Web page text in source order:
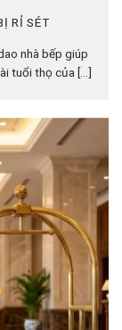
RỈ SÉT
nhà bếp giúp
tuổi thọ của [...]